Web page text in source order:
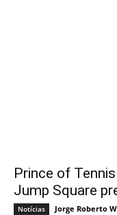
Prince of
Jump Square
Notícias Jorge Roberto